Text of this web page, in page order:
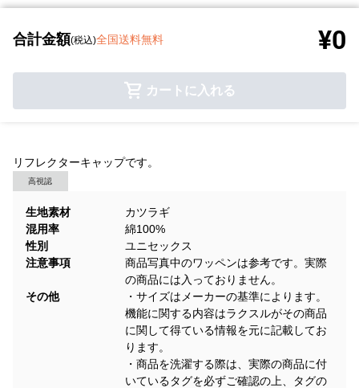
合計金額(税込)全国送料無料 ¥0
カートに入れる
リフレクターキャップです。
高視認
生地素材
カツラギ
混用率
綿100%
性別
ユニセックス
注意事項
商品写真中のワッペンは参考です。実際
の商品には入っておりません。
その他
・サイズはメーカーの基準によります。
機能に関する内容はラクスルがその商品
に関して得ている情報を元に記載してお
ります。
・商品を洗濯する際は、実際の商品に付
いているタグを必ずご確認の上、タグの